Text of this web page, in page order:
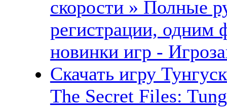
скорости » Полные
регистрации, одним
новинки игр -
Скачать игру
The Secret Files: